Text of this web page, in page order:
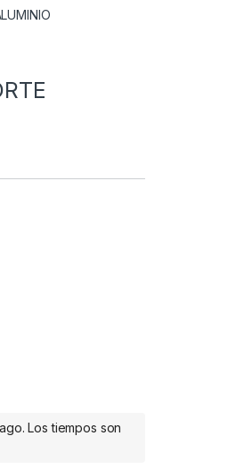
quantity
Los tiempos son